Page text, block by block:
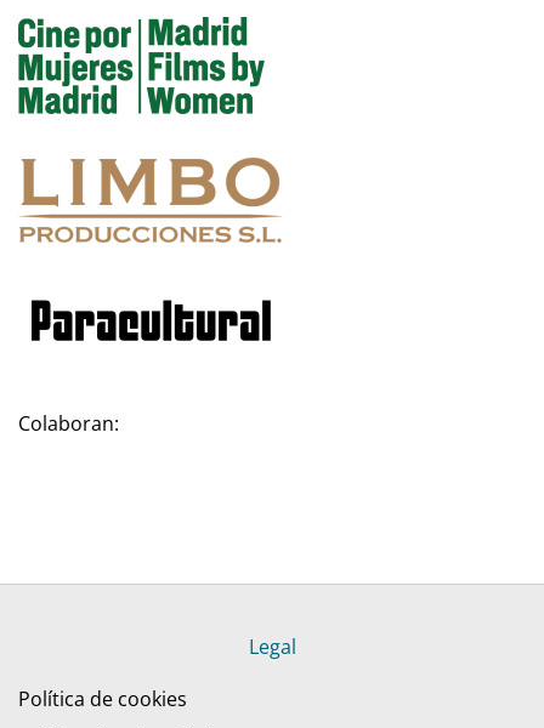
Colaboran:
Legal
Política de cookies